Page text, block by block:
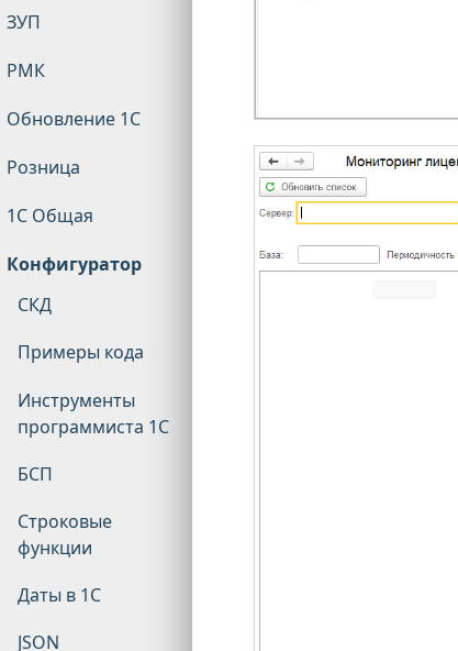
ЗУП
РМК
Обновление 1С
Розница
1С Общая
Конфигуратор
СКД
Примеры кода
Инструменты
программиста 1С
БСП
Строковые
функции
Даты в 1С
JSON